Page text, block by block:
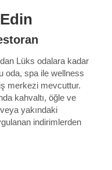
Lüks odalara kadar
oda, spa ile wellness
merkezi mevcuttur.
kahvaltı, öğle ve
yakındaki
indirimlerden